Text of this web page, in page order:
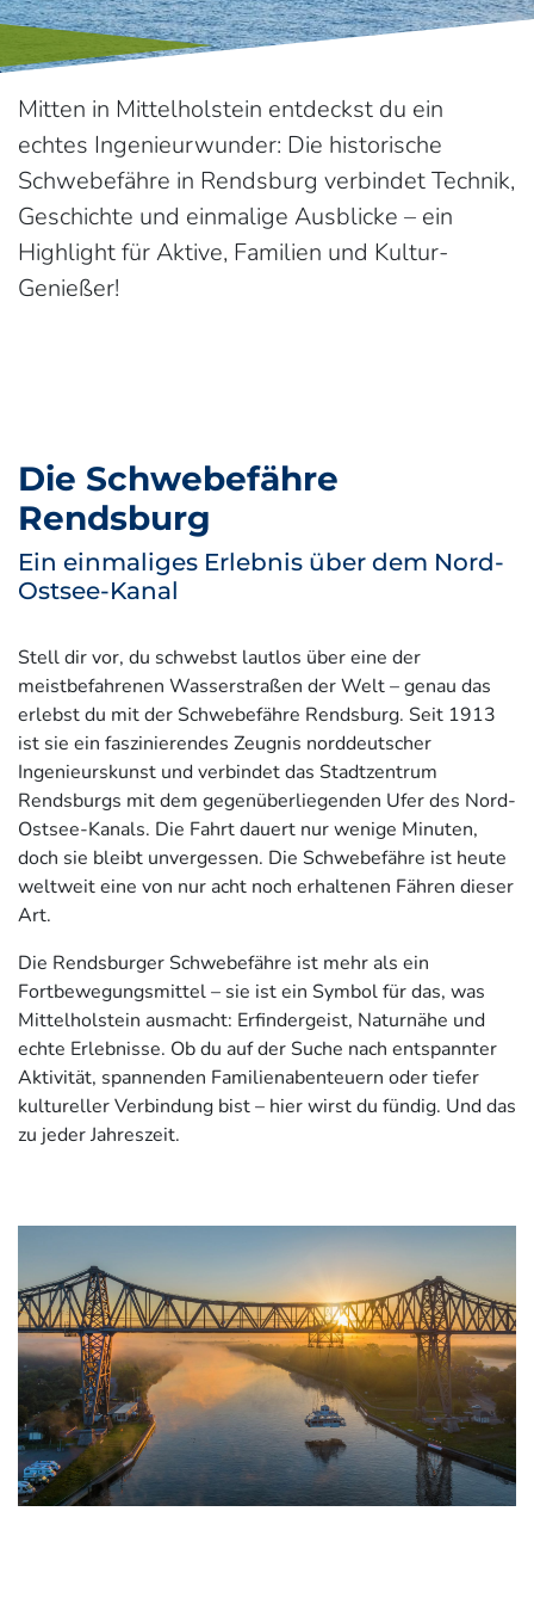
Mitten in Mittelholstein entdeckst du ein
echtes Ingenieurwunder: Die historische
Schwebefähre in Rendsburg verbindet Technik,
Geschichte und einmalige Ausblicke – ein
Highlight für Aktive, Familien und Kultur-
Genießer!
Die Schwebefähre
Rendsburg
Ein einmaliges Erlebnis über dem Nord-
Ostsee-Kanal
Stell dir vor, du schwebst lautlos über eine der
meistbefahrenen Wasserstraßen der Welt – genau das
erlebst du mit der Schwebefähre Rendsburg. Seit 1913
ist sie ein faszinierendes Zeugnis norddeutscher
Ingenieurskunst und verbindet das Stadtzentrum
Rendsburgs mit dem gegenüberliegenden Ufer des Nord-
Ostsee-Kanals. Die Fahrt dauert nur wenige Minuten,
doch sie bleibt unvergessen. Die Schwebefähre ist heute
weltweit eine von nur acht noch erhaltenen Fähren dieser
Art.
Die Rendsburger Schwebefähre ist mehr als ein
Fortbewegungsmittel – sie ist ein Symbol für das, was
Mittelholstein ausmacht: Erfindergeist, Naturnähe und
echte Erlebnisse. Ob du auf der Suche nach entspannter
Aktivität, spannenden Familienabenteuern oder tiefer
kultureller Verbindung bist – hier wirst du fündig. Und das
zu jeder Jahreszeit.